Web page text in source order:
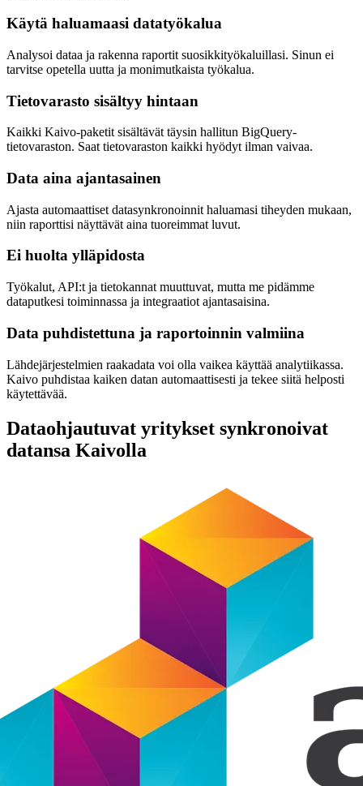
Käytä haluamaasi datatyökalua
Analysoi dataa ja rakenna raportit suosikkityökaluillasi. Sinun ei
tarvitse opetella uutta ja monimutkaista työkalua.
Tietovarasto sisältyy hintaan
Kaikki Kaivo-paketit sisältävät täysin hallitun BigQuery-
tietovaraston. Saat tietovaraston kaikki hyödyt ilman vaivaa.
Data aina ajantasainen
Ajasta automaattiset datasynkronoinnit haluamasi tiheyden mukaan,
niin raporttisi näyttävät aina tuoreimmat luvut.
Ei huolta ylläpidosta
Työkalut, API:t ja tietokannat muuttuvat, mutta me pidämme
dataputkesi toiminnassa ja integraatiot ajantasaisina.
Data puhdistettuna ja raportoinnin valmiina
Lähdejärjestelmien raakadata voi olla vaikea käyttää analytiikassa.
Kaivo puhdistaa kaiken datan automaattisesti ja tekee siitä helposti
käytettävää.
Dataohjautuvat yritykset synkronoivat
datansa Kaivolla